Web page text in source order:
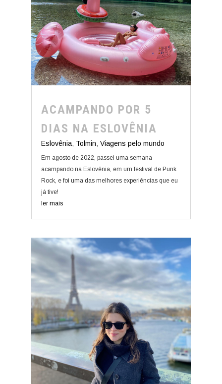
ACAMPANDO POR 5
DIAS NA ESLOVÊNIA
Eslovênia, Tolmin, Viagens pelo mundo
Em agosto de 2022, passei uma semana
acampando na Eslovênia, em um festival de Punk
Rock, e foi uma das melhores experiências que eu
já tive!
ler mais